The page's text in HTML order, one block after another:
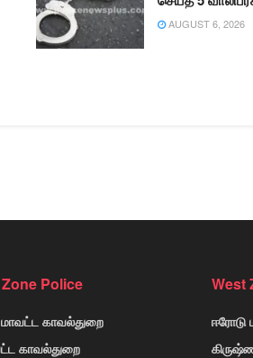
AUGUST 6, 2026
Police
காவல்துறை
காவல்துறை
West
ஈரோடு